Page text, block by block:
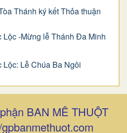
Thánh ký kết Thỏa thuận
Lộc -Mừng lễ Thánh Đa Minh
Lộc: Lễ Chúa Ba Ngôi
BAN MÊ THUỘT